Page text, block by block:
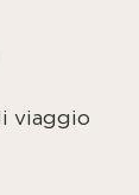
viaggio